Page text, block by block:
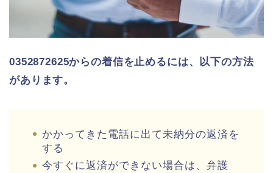
0352872625からの着信を止めるには、以下の方法
があります。
かかってきた電話に出て未納分の返済を
する
今すぐに返済ができない場合は、弁護